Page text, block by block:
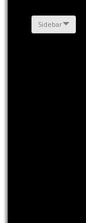
Sidebar